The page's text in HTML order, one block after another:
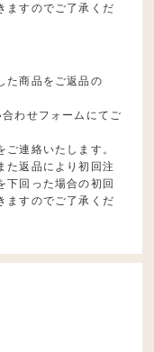
ますのでご了承くだ
た商品をご返品の
わせフォームにてご
連絡いたします。
た返品により初回注
下回った場合の初回
ますのでご了承くだ